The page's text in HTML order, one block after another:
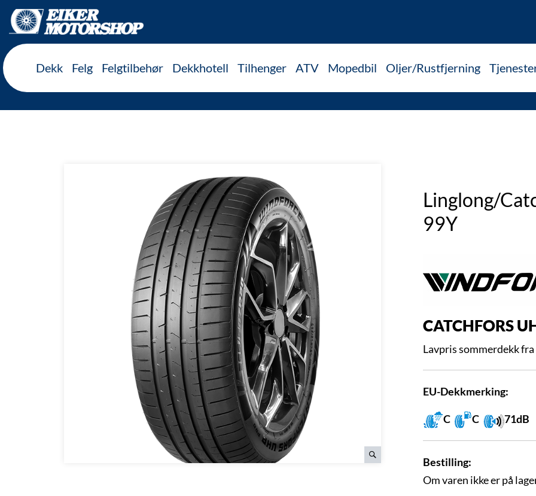
Dekk Felg Felgtilbehør Dekkhotell Tilhenger ATV Mopedbil Oljer/Rustfjerning
Linglong/
99Y
CATCHFORS
Lavpris sommerdekk
EU-Dekkmerking:
C C 71dB
Bestilling:
Om varen ikke er på
Inkl. mva